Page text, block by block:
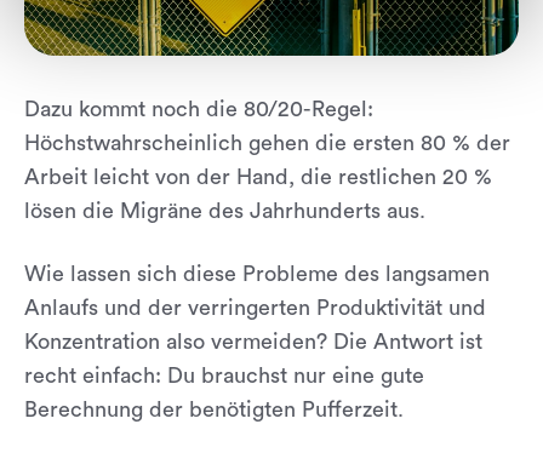
Dazu kommt noch die 80/20-Regel:
Höchstwahrscheinlich gehen die ersten 80 % der
Arbeit leicht von der Hand, die restlichen 20 %
lösen die Migräne des Jahrhunderts aus.
Wie lassen sich diese Probleme des langsamen
Anlaufs und der verringerten Produktivität und
Konzentration also vermeiden? Die Antwort ist
recht einfach: Du brauchst nur eine gute
Berechnung der benötigten Pufferzeit.